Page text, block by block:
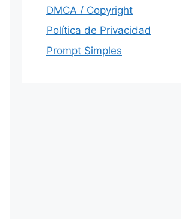
DMCA / Copyright
Política de Privacidad
Prompt Simples